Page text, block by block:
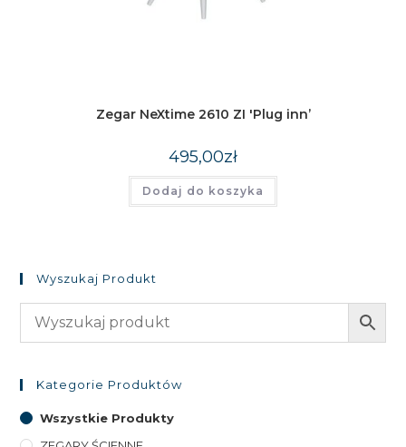
Zegar NeXtime 2610 ZI 'Plug inn’
495,00zł
Dodaj do koszyka
Wyszukaj Produkt
Kategorie Produktów
Wszystkie Produkty